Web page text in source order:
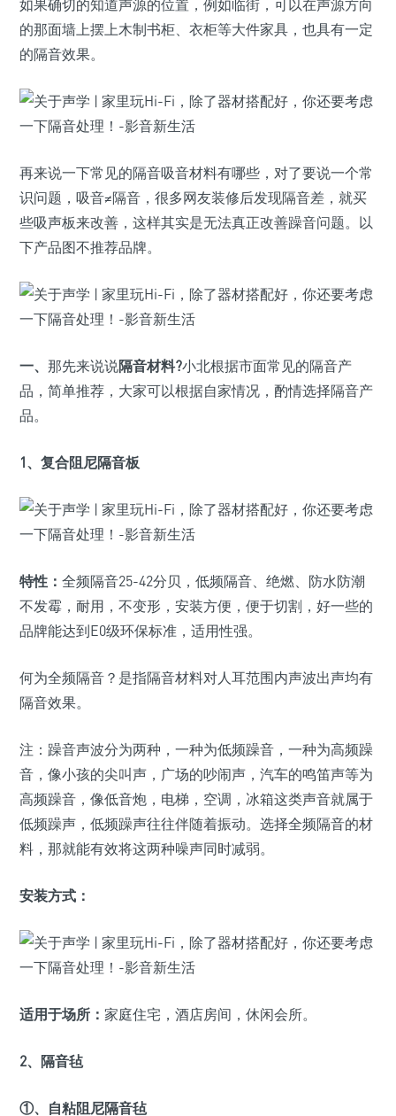
如果确切的知道声源的位置，例如临街，可以在声源方向
的那面墙上摆上木制书柜、衣柜等大件家具，也具有一定
的隔音效果。
再来说一下常见的隔音吸音材料有哪些，对了要说一个常
识问题，吸音≠隔音，很多网友装修后发现隔音差，就买
些吸声板来改善，这样其实是无法真正改善躁音问题。以
下产品图不推荐品牌。
一、 那先来说说隔音材料?小北根据市面常见的隔音产
品，简单推荐，大家可以根据自家情况，酌情选择隔音产
品。
1、复合阻尼隔音板
特性： 全频隔音25-42分贝，低频隔音、绝燃、防水防潮
不发霉，耐用，不变形，安装方便，便于切割，好一些的
品牌能达到E0级环保标准，适用性强。
何为全频隔音？是指隔音材料对人耳范围内声波出声均有
隔音效果。
注：躁音声波分为两种，一种为低频躁音，一种为高频躁
音，像小孩的尖叫声，广场的吵闹声，汽车的鸣笛声等为
高频躁音，像低音炮，电梯，空调，冰箱这类声音就属于
低频躁声，低频躁声往往伴随着振动。选择全频隔音的材
料，那就能有效将这两种噪声同时减弱。
安装方式：
适用于场所： 家庭住宅，酒店房间，休闲会所。
2、隔音毡
①、自粘阻尼隔音毡